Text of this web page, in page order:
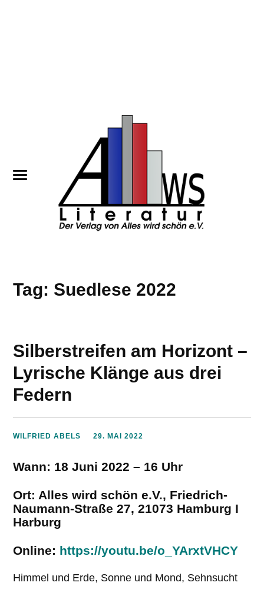
Tag: Suedlese 2022
Silberstreifen am Horizont –
Lyrische Klänge aus drei
Federn
WILFRIED ABELS 29. MAI 2022
Wann: 18 Juni 2022 – 16 Uhr
Ort: Alles wird schön e.V., Friedrich-
Naumann-Straße 27, 21073 Hamburg I
Harburg
Online: https://youtu.be/o_YArxtVHCY
Himmel und Erde, Sonne und Mond, Sehnsucht